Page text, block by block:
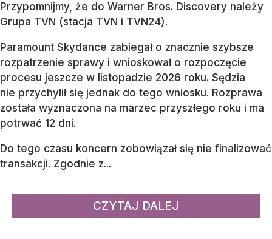
Przypomnijmy, że do Warner Bros. Discovery należy
Grupa TVN (stacja TVN i TVN24).
Paramount Skydance zabiegał o znacznie szybsze
rozpatrzenie sprawy i wnioskował o rozpoczęcie
procesu jeszcze w listopadzie 2026 roku. Sędzia
nie przychylił się jednak do tego wniosku. Rozprawa
została wyznaczona na marzec przyszłego roku i ma
potrwać 12 dni.
Do tego czasu koncern zobowiązał się nie finalizować
transakcji. Zgodnie z...
CZYTAJ DALEJ